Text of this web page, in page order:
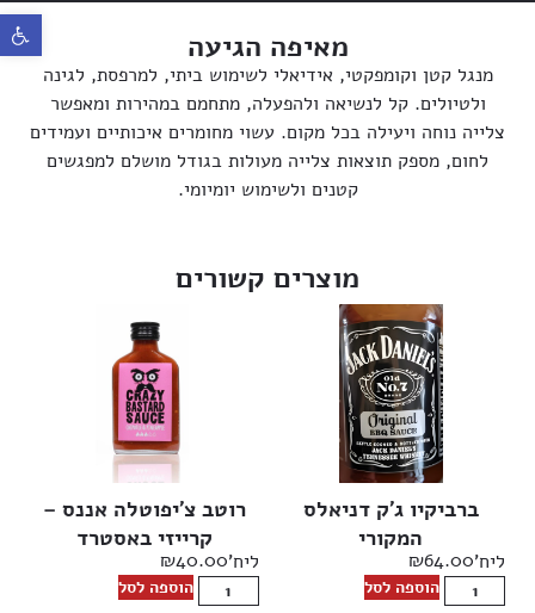
פתח מאיפה הגיעה
מנגל קטן וקומפקטי, אידיאלי לשימוש ביתי, למרפסת, לגינה
ולטיולים. קל לנשיאה ולהפעלה, מתחמם במהירות ומאפשר
צלייה נוחה ויעילה בכל מקום. עשוי מחומרים איכותיים ועמידים
לחום, מספק תוצאות צלייה מעולות בגודל מושלם למפגשים
קטנים ולשימוש יומיומי.
מוצרים קשורים
ברביקיו ג’ק דניאלס
המקורי
ליח' ₪64.00
הוספה לסל
רוטב צ’יפוטלה אננס –
קרייזי באסטרד
ליח' ₪40.00
הוספה לסל